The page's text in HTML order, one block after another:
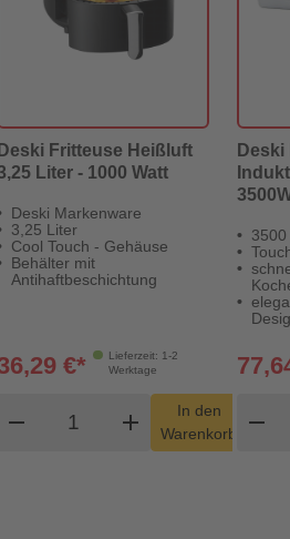
shopping_cart
Deski Fritteuse Heißluft
Liter - 1000 Watt
Deski Markenware
3,25 Liter
Cool Touch - Gehäuse
Behälter mit
Antihaftbeschichtung
Lieferzeit: 1-2
Werktage
€*
remove
Produkt Warenkorb
add
In den
Warenkorb
shopping_cart
Deski
3500
remove